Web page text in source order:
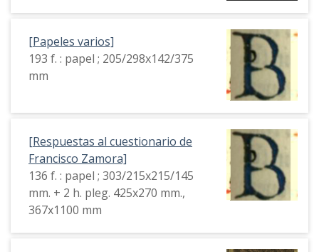
[Papeles varios]
193 f. : papel ; 205/298x142/375
mm
[Respuestas al cuestionario de
Francisco Zamora]
136 f. : papel ; 303/215x215/145
mm. + 2 h. pleg. 425x270 mm.,
367x1100 mm